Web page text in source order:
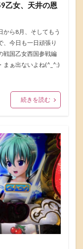
乙女、天井の恩
から8月、そしてもう
、今日も一日頑張り
戦国乙女西国参戦編
まぁ出ないよね(^_^;)
続きを読む